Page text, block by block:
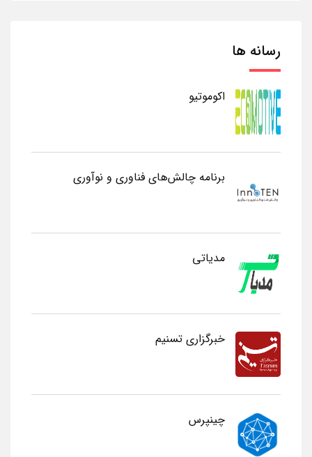
رسانه ها
اکوموتیو
برنامه چالش‌های فناوری و نوآوری
مدیاتی
خبرگزاری تسنیم
چینپرس